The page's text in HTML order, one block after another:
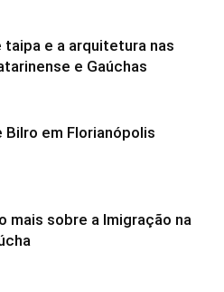
taipa e a arquitetura nas
e Gaúchas
Bilro em Florianópolis
mais sobre a Imigração na